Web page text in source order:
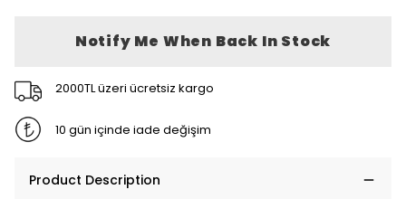
Notify Me When Back In Stock
2000TL üzeri ücretsiz kargo
10 gün içinde iade değişim
Product Description